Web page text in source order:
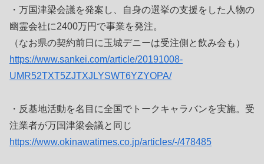
・万国津梁会議を発案し、自身の選挙の支援をした人物の
幽霊会社に2400万円で事業を発注。
（なお県の契約前日に玉城デニーは受注側と飲み会も）
https://www.sankei.com/article/20191008-
UMR52TXT5ZJTXJLYSWT6YZYOPA/
・反基地活動を名目に全国でトークキャラバンを実施。受
注業者が万国津梁会議と同じ
https://www.okinawatimes.co.jp/articles/-/478485